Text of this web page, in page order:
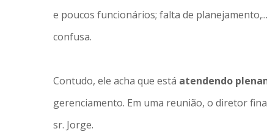
e poucos funcionários; falta de
confusa.
Contudo, ele acha que está atendendo
gerenciamento. Em uma reunião, o diretor
sr. Jorge.